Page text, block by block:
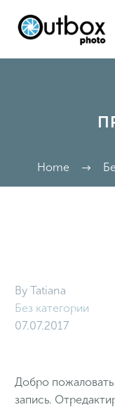
Home
By Tatiana
Без категории
07.07.2017
Добро
запись.